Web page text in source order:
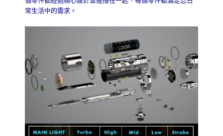
常生活中的需求。